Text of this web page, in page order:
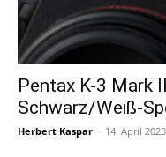
Pentax K-3 Mark
Schwarz/Weiß-
Herbert Kaspar - 14. April 2023